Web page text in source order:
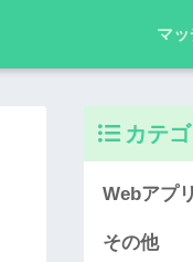
マ
カテ
Webアプリ
その他